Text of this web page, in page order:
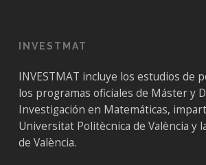
INVESTMAT
INVESTMAT incluye los estudios de
los programas oficiales de Máster y
Investigación en Matemáticas,
Universitat Politècnica de València y
de València.